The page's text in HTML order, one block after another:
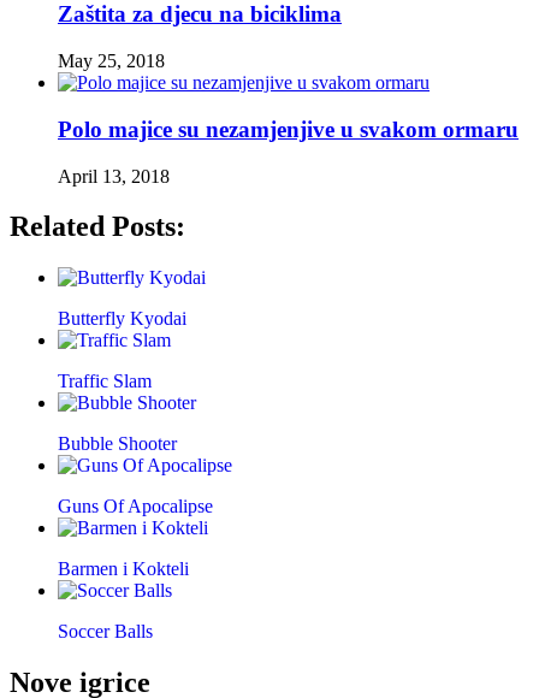
Zaštita za djecu na biciklima
May 25, 2018
Polo majice su nezamjenjive u svakom ormaru
April 13, 2018
Related Posts:
Butterfly Kyodai
Traffic Slam
Bubble Shooter
Guns Of Apocalipse
Barmen i Kokteli
Soccer Balls
Nove igrice